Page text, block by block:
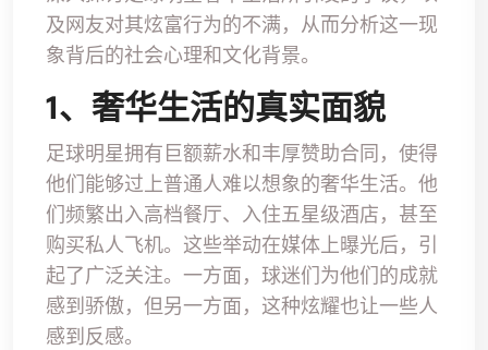
及网友对其炫富行为的不满，从而分析这一现
象背后的社会心理和文化背景。
1、奢华生活的真实面貌
足球明星拥有巨额薪水和丰厚赞助合同，使得
他们能够过上普通人难以想象的奢华生活。他
们频繁出入高档餐厅、入住五星级酒店，甚至
购买私人飞机。这些举动在媒体上曝光后，引
起了广泛关注。一方面，球迷们为他们的成就
感到骄傲，但另一方面，这种炫耀也让一些人
感到反感。